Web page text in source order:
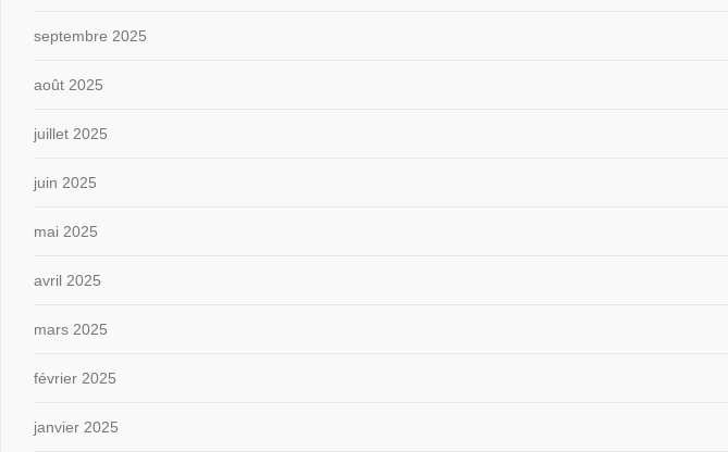
septembre 2025
août 2025
juillet 2025
juin 2025
mai 2025
avril 2025
mars 2025
février 2025
janvier 2025